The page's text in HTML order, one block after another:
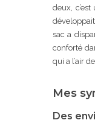
deux,
sac a
conforté
qui a l’air
Mes
Des